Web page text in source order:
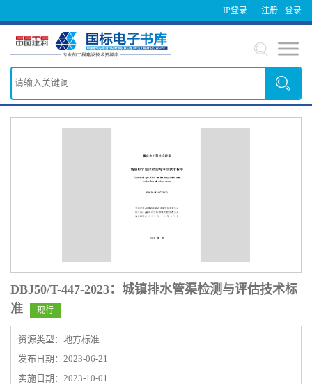
IP登录 登录
注册
DBJ50/T-447-2023：城镇排水管渠检测与评估技术标
准
现行
资源类型：地方标准
发布日期：2023-06-21
实施日期：2023-10-01